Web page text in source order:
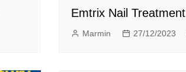
Emtrix Nail Treatment
Marmin 27/12/2023